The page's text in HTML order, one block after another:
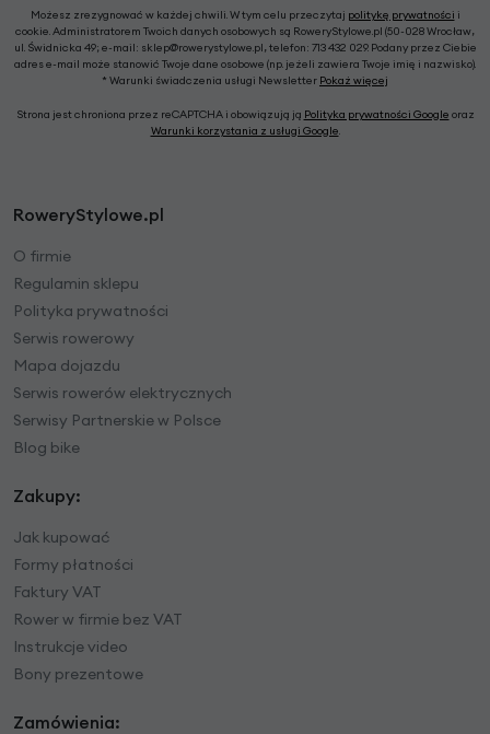
Możesz zrezygnować w każdej chwili. W tym celu przeczytaj politykę prywatności i
cookie. Administratorem Twoich danych osobowych są RoweryStylowe.pl (50-028 Wrocław,
ul. Świdnicka 49; e-mail: sklep@rowerystylowe.pl, telefon: 713 432 029. Podany przez Ciebie
adres e-mail może stanowić Twoje dane osobowe (np. jeżeli zawiera Twoje imię i nazwisko).
* Warunki świadczenia usługi Newsletter Pokaż więcej
Strona jest chroniona przez reCAPTCHA i obowiązują ją Polityka prywatności Google oraz
Warunki korzystania z usługi Google.
RoweryStylowe.pl
O firmie
Regulamin sklepu
Polityka prywatności
Serwis rowerowy
Mapa dojazdu
Serwis rowerów elektrycznych
Serwisy Partnerskie w Polsce
Blog bike
Zakupy:
Jak kupować
Formy płatności
Faktury VAT
Rower w firmie bez VAT
Instrukcje video
Bony prezentowe
Zamówienia: